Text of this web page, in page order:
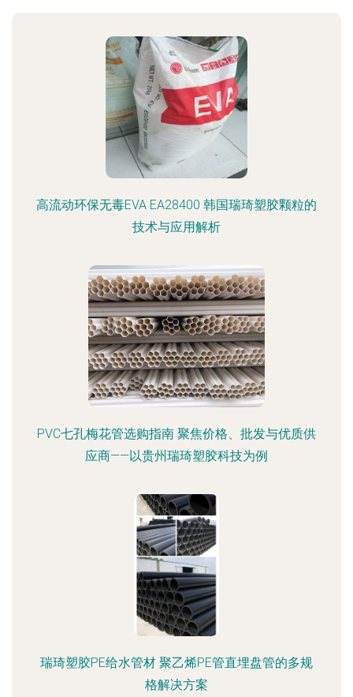
高流动环保无毒EVA EA28400 韩国瑞琦塑胶颗粒的
技术与应用解析
PVC七孔梅花管选购指南 聚焦价格、批发与优质供
应商——以贵州瑞琦塑胶科技为例
瑞琦塑胶PE给水管材 聚乙烯PE管直埋盘管的多规
格解决方案